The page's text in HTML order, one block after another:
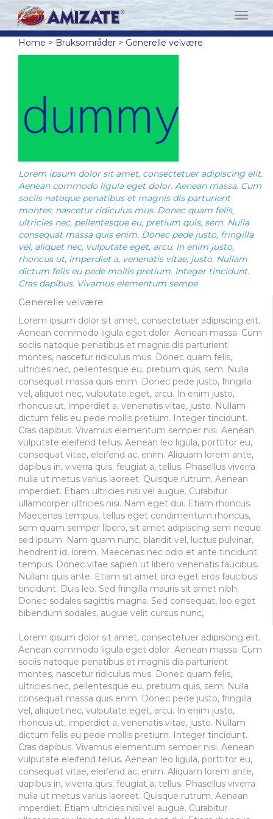
Home > Bruksområder > Generelle velvære
Lorem ipsum dolor sit amet, consectetuer adipiscing elit.
Aenean commodo ligula eget dolor. Aenean massa. Cum
sociis natoque penatibus et magnis dis parturient
montes, nascetur ridiculus mus. Donec quam felis,
ultricies nec, pellentesque eu, pretium quis, sem. Nulla
consequat massa quis enim. Donec pede justo, fringilla
vel, aliquet nec, vulputate eget, arcu. In enim justo,
rhoncus ut, imperdiet a, venenatis vitae, justo. Nullam
dictum felis eu pede mollis pretium. Integer tincidunt.
Cras dapibus. Vivamus elementum sempe
Generelle velvære
Lorem ipsum dolor sit amet, consectetuer adipiscing elit.
Aenean commodo ligula eget dolor. Aenean massa. Cum
sociis natoque penatibus et magnis dis parturient
montes, nascetur ridiculus mus. Donec quam felis,
ultricies nec, pellentesque eu, pretium quis, sem. Nulla
consequat massa quis enim. Donec pede justo, fringilla
vel, aliquet nec, vulputate eget, arcu. In enim justo,
rhoncus ut, imperdiet a, venenatis vitae, justo. Nullam
dictum felis eu pede mollis pretium. Integer tincidunt.
Cras dapibus. Vivamus elementum semper nisi. Aenean
vulputate eleifend tellus. Aenean leo ligula, porttitor eu,
consequat vitae, eleifend ac, enim. Aliquam lorem ante,
dapibus in, viverra quis, feugiat a, tellus. Phasellus viverra
nulla ut metus varius laoreet. Quisque rutrum. Aenean
imperdiet. Etiam ultricies nisi vel augue. Curabitur
ullamcorper ultricies nisi. Nam eget dui. Etiam rhoncus.
Maecenas tempus, tellus eget condimentum rhoncus,
sem quam semper libero, sit amet adipiscing sem neque
sed ipsum. Nam quam nunc, blandit vel, luctus pulvinar,
hendrerit id, lorem. Maecenas nec odio et ante tincidunt
tempus. Donec vitae sapien ut libero venenatis faucibus.
Nullam quis ante. Etiam sit amet orci eget eros faucibus
tincidunt. Duis leo. Sed fringilla mauris sit amet nibh.
Donec sodales sagittis magna. Sed consequat, leo eget
bibendum sodales, augue velit cursus nunc,
Lorem ipsum dolor sit amet, consectetuer adipiscing elit.
Aenean commodo ligula eget dolor. Aenean massa. Cum
sociis natoque penatibus et magnis dis parturient
montes, nascetur ridiculus mus. Donec quam felis,
ultricies nec, pellentesque eu, pretium quis, sem. Nulla
consequat massa quis enim. Donec pede justo, fringilla
vel, aliquet nec, vulputate eget, arcu. In enim justo,
rhoncus ut, imperdiet a, venenatis vitae, justo. Nullam
dictum felis eu pede mollis pretium. Integer tincidunt.
Cras dapibus. Vivamus elementum semper nisi. Aenean
vulputate eleifend tellus. Aenean leo ligula, porttitor eu,
consequat vitae, eleifend ac, enim. Aliquam lorem ante,
dapibus in, viverra quis, feugiat a, tellus. Phasellus viverra
nulla ut metus varius laoreet. Quisque rutrum. Aenean
imperdiet. Etiam ultricies nisi vel augue. Curabitur